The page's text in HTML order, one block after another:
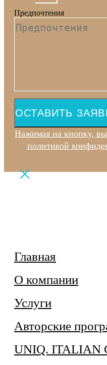
Предпочтения
ОСТАВИТЬ
Нажимая на кнопку, вы
политикой
Главная
О компании
Услуги
Авторские
UNIQ. ITALIAN